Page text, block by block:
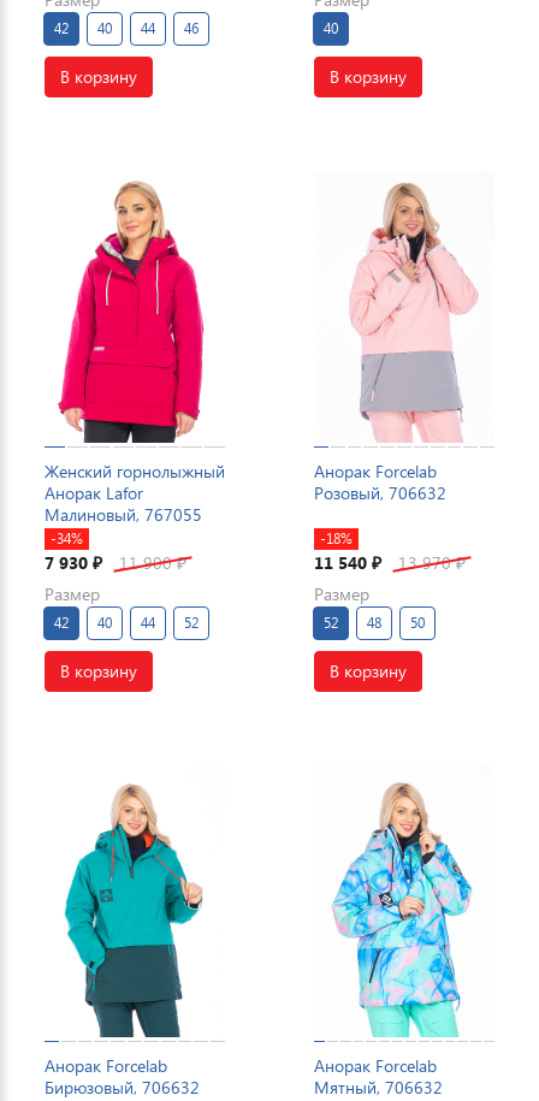
42 40 44 46
В корзину
40
В корзину
Женский горнолыжный
Анорак Lafor
Малиновый, 767055
-34%
7 930 ₽ 11 900₽
Размер
42 40 44 52
В корзину
Анорак Forcelab
Розовый, 706632
-18%
11 540 ₽ 13 970₽
Размер
52 48 50
В корзину
Анорак Forcelab
Бирюзовый, 706632
Анорак Forcelab
Мятный, 706632